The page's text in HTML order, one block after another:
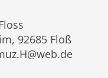
92685 Floß